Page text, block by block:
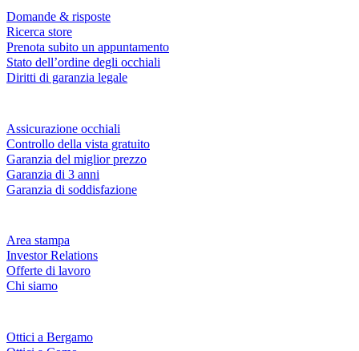
Domande & risposte
Ricerca store
Prenota subito un appuntamento
Stato dell’ordine degli occhiali
Diritti di garanzia legale
Assicurazione occhiali
Controllo della vista gratuito
Garanzia del miglior prezzo
Garanzia di 3 anni
Garanzia di soddisfazione
Area stampa
Investor Relations
Offerte di lavoro
Chi siamo
Ottici a Bergamo